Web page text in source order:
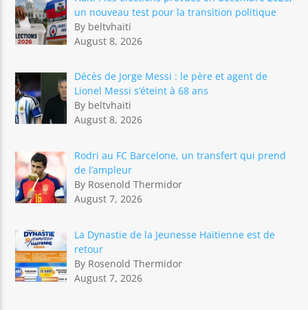
un nouveau test pour la transition politique
By beltvhaiti
August 8, 2026
Décès de Jorge Messi : le père et agent de
Lionel Messi s’éteint à 68 ans
By beltvhaiti
August 8, 2026
Rodri au FC Barcelone, un transfert qui prend
de l’ampleur
By Rosenold Thermidor
August 7, 2026
La Dynastie de la Jeunesse Haïtienne est de
retour
By Rosenold Thermidor
August 7, 2026